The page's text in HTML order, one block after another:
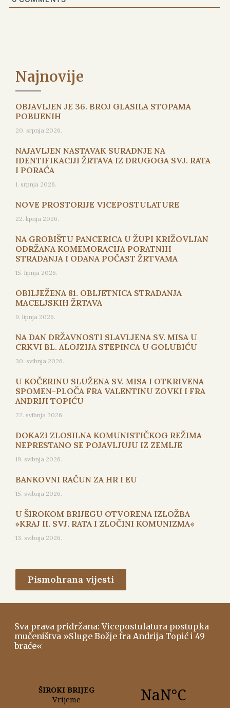
Najnovije
OBJAVLJEN JE 36. BROJ GLASILA STOPAMA
POBIJENIH
20. srpnja 2026.
NAJAVLJEN NASTAVAK SURADNJE NA
IDENTIFIKACIJI ŽRTAVA IZ DRUGOGA SVJ. RATA
I PORAĆA
1. srpnja 2026.
NOVE PROSTORIJE VICEPOSTULATURE
22. lipnja 2026.
NA GROBIŠTU PANCERICA U ŽUPI KRIŽOVLJAN
ODRŽANA KOMEMORACIJA PORATNIH
STRADANJA I ODANA POČAST ŽRTVAMA
15. lipnja 2026.
OBILJEŽENA 81. OBLJETNICA STRADANJA
MACELJSKIH ŽRTAVA
9. lipnja 2026.
NA DAN DRŽAVNOSTI SLAVLJENA SV. MISA U
CRKVI BL. ALOJZIJA STEPINCA U GOLUBIĆU
30. svibnja 2026.
U KOČERINU SLUŽENA SV. MISA I OTKRIVENA
SPOMEN-PLOČA FRA VALENTINU ZOVKI I FRA
ANDRIJI TOPIĆU
22. svibnja 2026.
DOKAZI ZLOSILNA KOMUNISTIČKOG REŽIMA
NEPRESTANO SE POJAVLJUJU IZ ZEMLJE
19. svibnja 2026.
BANKOVNI RAČUN ZA HR I EU
15. svibnja 2026.
U ŠIROKOM BRIJEGU OTVORENA IZLOŽBA
»KRAJ II. SVJ. RATA I ZLOČINI KOMUNIZMA«
13. svibnja 2026.
Pismohrana vijesti
Sva prava pridržana: Vicepostulatura postupka
mučeništva »Sluge Božje fra Andrija Topić i 49
braće«